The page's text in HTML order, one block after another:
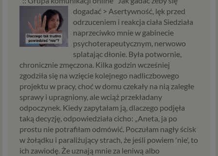
dogadać > Asertywność, lęk przed
odrzuceniem i reakcja ciała Siedziała
naprzeciwko mnie w gabinecie
psychoterapeutycznym, nerwowo
splatając dłonie. Była potwornie,
chronicznie zmęczona. Kilka godzin wcześniej
zgodziła się na wzięcie kolejnego nadliczbowego
projektu w pracy, choć w domu czekały na nią zaległe
sprawy i upragniony, ale wciąż przekładany
odpoczynek. Kiedy zapytałam ją, dlaczego podjęła
taką decyzję, odpowiedziała cicho: „Aneta, ja po
prostu nie potrafiłam odmówić. Poczułam nagły ścisk
w żołądku i paraliżujący strach, że jeśli powiem 'nie', to
ich zawiodę. Że uznają mnie za leniwą albo